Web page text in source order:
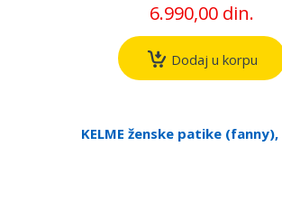
6.990,00 din.
Dodaj u korpu
KELME ženske patike (fanny),